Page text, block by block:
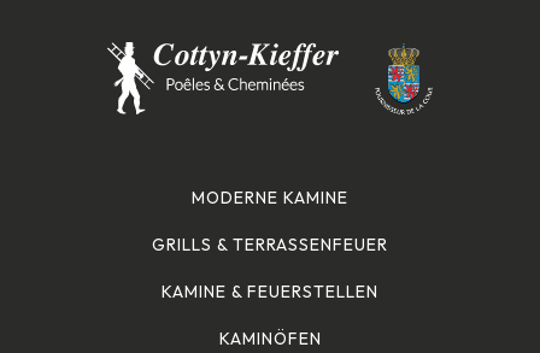
MODERNE KAMINE
GRILLS & TERRASSENFEUER
KAMINE & FEUERSTELLEN
KAMINÖFEN